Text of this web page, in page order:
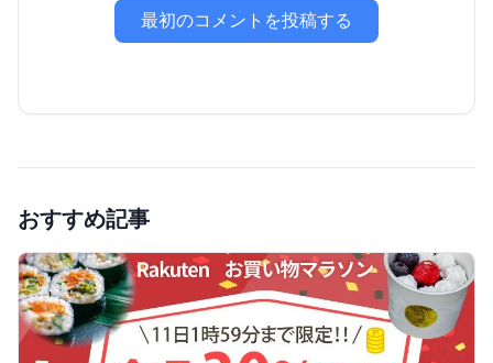
最初のコメントを投稿する
おすすめ記事